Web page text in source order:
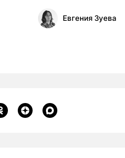
Евгения Зуева